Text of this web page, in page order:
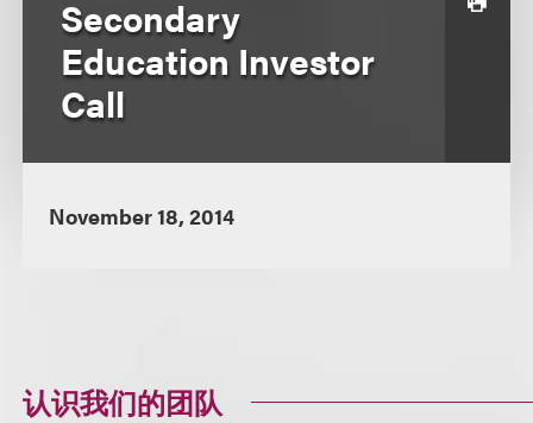
Secondary
Education Investor
Call
November 18, 2014
认识我们的团队